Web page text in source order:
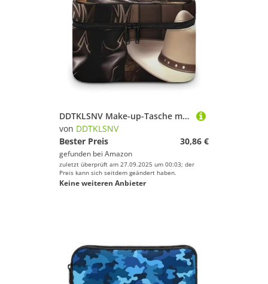
DDTKLSNV Make-up-Tasche mit Cowboy-Hut und Westernstiefeln, tragbar, Reise-Kosmetiktasche, Reißverschluss, Make-up-Organizer für Damen
von DDTKLSNV
Bester Preis
30,86 €
gefunden bei Amazon
zuletzt überprüft am 27.09.2025 um 00:03; der
Preis kann sich seitdem geändert haben.
Keine weiteren Anbieter